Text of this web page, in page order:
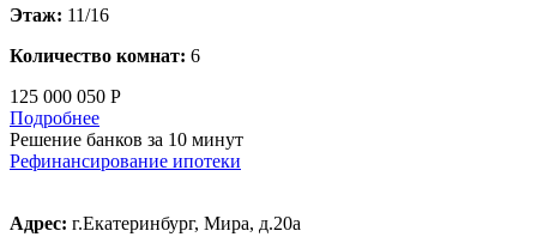
Этаж: 11/16
Количество комнат: 6
125 000 050 Р
Подробнее
Решение банков за 10 минут
Рефинансирование ипотеки
Адрес: г.Екатеринбург, Мира, д.20а